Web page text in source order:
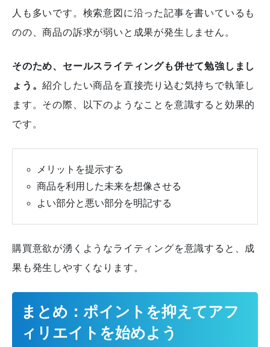
人も多いです。検索意図に沿った記事を書いているも
のの、商品の訴求が弱いと成果が発生しません。
そのため、セールスライティングも併せて勉強しまし
ょう。紹介したい商品を直接売り込む気持ちで執筆し
ます。その際、以下のようなことを意識すると効果的
です。
メリットを提示する
商品を利用した未来を想像させる
よい部分と悪い部分を明記する
購買意欲が湧くようなライティングを意識すると、成
果も発生しやすくなります。
まとめ：ポイントを抑えてアフ
ィリエイトを始めよう